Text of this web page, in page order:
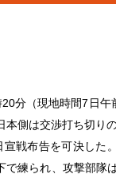
分（現地時間7日
本側は交渉打ち切り
戦布告を可決した
で練られ、攻撃部